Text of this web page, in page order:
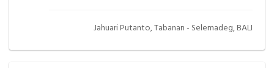
Jahuari Putanto, Tabanan - Selemadeg, BALI